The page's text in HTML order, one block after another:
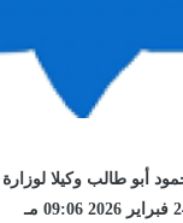
أبو طالب وكيلا لوزارة